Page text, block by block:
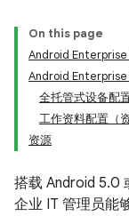
On this page
Android
Android
全托管式设备配
工作资料配置（
资源
搭载 Android 5.0
企业 IT 管理员能